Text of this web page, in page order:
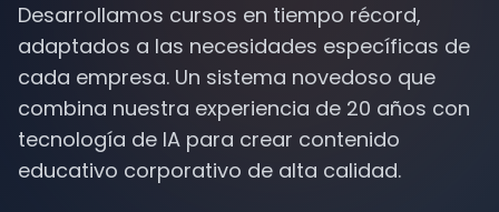
Desarrollamos cursos en tiempo récord,
adaptados a las necesidades específicas de
cada empresa. Un sistema novedoso que
combina nuestra experiencia de 20 años con
tecnología de IA para crear contenido
educativo corporativo de alta calidad.